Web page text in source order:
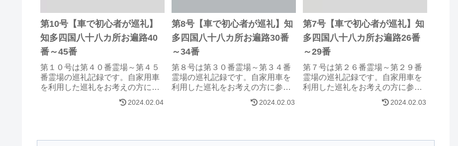
第10号【車で初心者が巡礼】
知多四国八十八カ所お遍路40
番～45番
第１０号は第４０番霊場～第４５
番霊場の巡礼記録です。自家用車
を利用した巡礼をお考えの方に参
考になれば、幸いです。
2024.02.04
第8号【車で初心者が巡礼】知
多四国八十八カ所お遍路30番
～34番
第８号は第３０番霊場～第３４番
霊場の巡礼記録です。自家用車を
利用した巡礼をお考えの方に参考
になれば、幸いです。
2024.02.03
第7号【車で初心者が巡礼】知
多四国八十八カ所お遍路26番
～29番
第７号は第２６番霊場～第２９番
霊場の巡礼記録です。自家用車を
利用した巡礼をお考えの方に参考
になれば、幸いです。
2024.02.03